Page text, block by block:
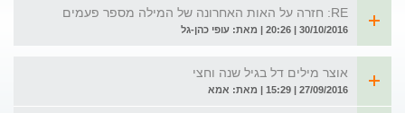
RE: חזרה על האות האחרונה של המילה מספר פעמים
30/10/2016 | 20:26 | מאת: עופי כהן-גל
אוצר מילים דל בגיל שנה וחצי
27/09/2016 | 15:29 | מאת: אמא